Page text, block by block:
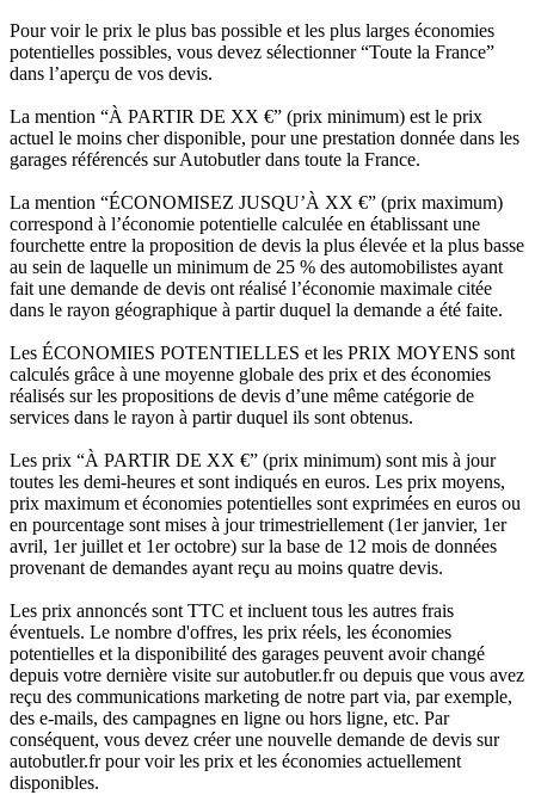
Pour voir le prix le plus bas possible et les plus larges économies
potentielles possibles, vous devez sélectionner “Toute la France”
dans l’aperçu de vos devis.
La mention “À PARTIR DE XX €” (prix minimum) est le prix
actuel le moins cher disponible, pour une prestation donnée dans les
garages référencés sur Autobutler dans toute la France.
La mention “ÉCONOMISEZ JUSQU’À XX €” (prix maximum)
correspond à l’économie potentielle calculée en établissant une
fourchette entre la proposition de devis la plus élevée et la plus basse
au sein de laquelle un minimum de 25 % des automobilistes ayant
fait une demande de devis ont réalisé l’économie maximale citée
dans le rayon géographique à partir duquel la demande a été faite.
Les ÉCONOMIES POTENTIELLES et les PRIX MOYENS sont
calculés grâce à une moyenne globale des prix et des économies
réalisés sur les propositions de devis d’une même catégorie de
services dans le rayon à partir duquel ils sont obtenus.
Les prix “À PARTIR DE XX €” (prix minimum) sont mis à jour
toutes les demi-heures et sont indiqués en euros. Les prix moyens,
prix maximum et économies potentielles sont exprimées en euros ou
en pourcentage sont mises à jour trimestriellement (1er janvier, 1er
avril, 1er juillet et 1er octobre) sur la base de 12 mois de données
provenant de demandes ayant reçu au moins quatre devis.
Les prix annoncés sont TTC et incluent tous les autres frais
éventuels. Le nombre d'offres, les prix réels, les économies
potentielles et la disponibilité des garages peuvent avoir changé
depuis votre dernière visite sur autobutler.fr ou depuis que vous avez
reçu des communications marketing de notre part via, par exemple,
des e-mails, des campagnes en ligne ou hors ligne, etc. Par
conséquent, vous devez créer une nouvelle demande de devis sur
autobutler.fr pour voir les prix et les économies actuellement
disponibles.